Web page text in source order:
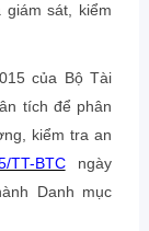
sát, kiểm
của Bộ Tài
tích để phân
kiểm tra an
TT-BTCngày
Danh mục